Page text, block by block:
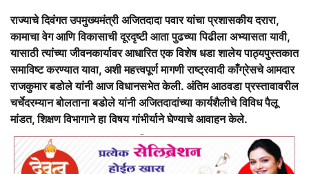
राज्याचे दिवंगत उपमुख्यमंत्री अजितदादा पवार यांचा प्रशासकीय दरारा,
कामाचा वेग आणि विकासाची दूरदृष्टी आता पुढच्या पिढीला अभ्यासता यावी,
यासाठी त्यांच्या जीवनकार्यावर आधारित एक विशेष धडा शालेय पाठ्यपुस्तकात
समाविष्ट करण्यात यावा, अशी महत्त्वपूर्ण मागणी राष्ट्रवादी काँग्रेसचे आमदार
राजकुमार बडोले यांनी आज विधानसभेत केली. अंतिम आठवडा प्रस्तावावरील
चर्चेदरम्यान बोलताना बडोले यांनी अजितदादांच्या कार्यशैलीचे विविध पैलू
मांडत, शिक्षण विभागाने हा विषय गांभीर्याने घेण्याचे आवाहन केले.